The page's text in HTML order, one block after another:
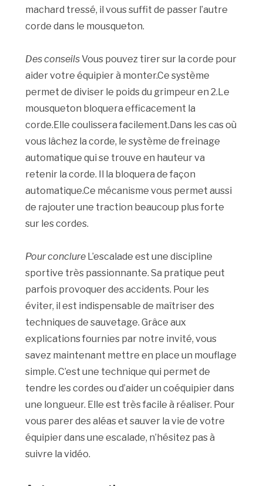
machard tressé, il vous suffit de passer l’autre
corde dans le mousqueton.
Des conseilsVous pouvez tirer sur la corde pour
aider votre équipier à monter.Ce système
permet de diviser le poids du grimpeur en 2.Le
mousqueton bloquera efficacement la
corde.Elle coulissera facilement.Dans les cas où
vous lâchez la corde, le système de freinage
automatique qui se trouve en hauteur va
retenir la corde. Il la bloquera de façon
automatique.Ce mécanisme vous permet aussi
de rajouter une traction beaucoup plus forte
sur les cordes.
Pour conclure L’escalade est une discipline
sportive très passionnante. Sa pratique peut
parfois provoquer des accidents. Pour les
éviter, il est indispensable de maîtriser des
techniques de sauvetage. Grâce aux
explications fournies par notre invité, vous
savez maintenant mettre en place un mouflage
simple. C’est une technique qui permet de
tendre les cordes ou d’aider un coéquipier dans
une longueur. Elle est très facile à réaliser. Pour
vous parer des aléas et sauver la vie de votre
équipier dans une escalade, n’hésitez pas à
suivre la vidéo.